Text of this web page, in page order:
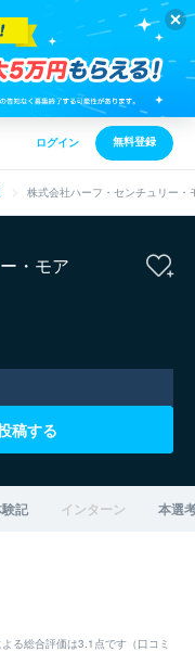
ログイン 無料登録
株式会社ハーフ・センチュリー
・モア
稿する
記 インターン 本選
る総合評価は3.1点です（口コミ